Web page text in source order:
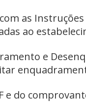
as
ao
e
e do